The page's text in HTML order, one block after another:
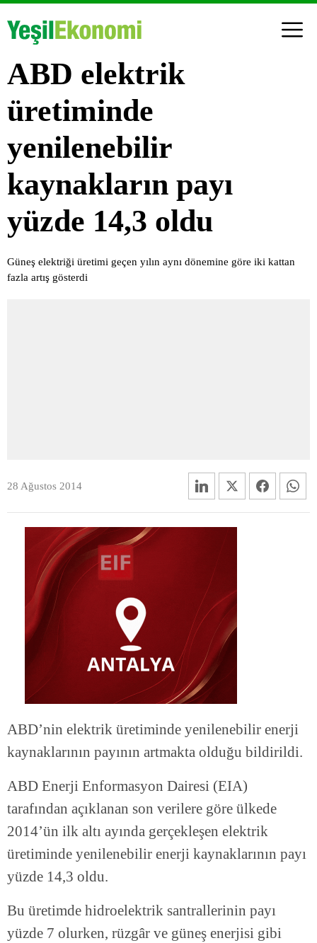
ABD elektrik
üretiminde
yenilenebilir
kaynakların payı
yüzde 14,3 oldu
Güneş elektriği üretimi geçen yılın aynı dönemine göre iki kattan
fazla artış gösterdi
28 Ağustos 2014
ABD’nin elektrik üretiminde yenilenebilir enerji
kaynaklarının payının artmakta olduğu bildirildi.
ABD Enerji Enformasyon Dairesi (EIA)
tarafından açıklanan son verilere göre ülkede
2014’ün ilk altı ayında gerçekleşen elektrik
üretiminde yenilenebilir enerji kaynaklarının payı
yüzde 14,3 oldu.
Bu üretimde hidroelektrik santrallerinin payı
yüzde 7 olurken, rüzgâr ve güneş enerjisi gibi